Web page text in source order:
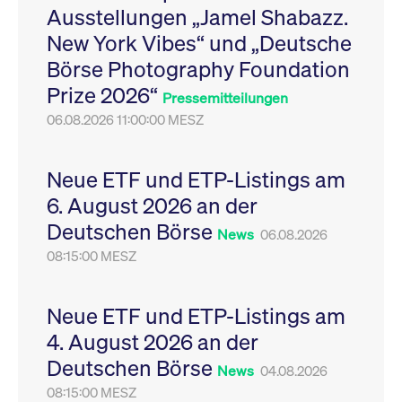
Ausstellungen „Jamel Shabazz.
New York Vibes“ und „Deutsche
Börse Photography Foundation
Prize 2026“ Pressemitteilungen
06.08.2026 11:00:00 MESZ
Neue ETF und ETP-Listings am
6. August 2026 an der
Deutschen Börse News 06.08.2026
08:15:00 MESZ
Neue ETF und ETP-Listings am
4. August 2026 an der
Deutschen Börse News 04.08.2026
08:15:00 MESZ
Leistung der Website
zu messen. Es handelt
sich um ein Muster-
Cookie, bei dem auf
das Präfix _pk_ses
eine kurze Reihe von
VISITOR_PRIVACY_METADATA
YouTube
.youtube.com
6
Monate
Dieses Cookie dient
Speicherung der
Einwilligungs- und
des Nutzers für ihre
Interaktion mit der
Sitzungen geehrt